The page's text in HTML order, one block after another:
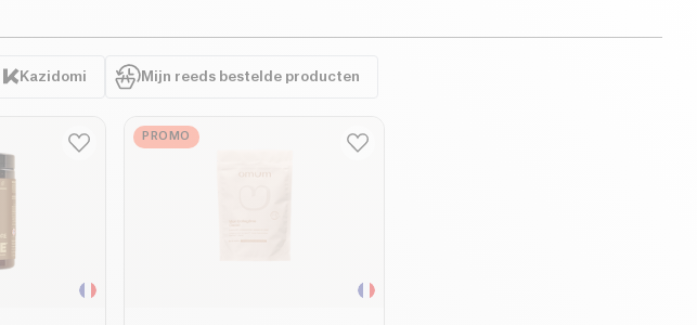
Kazidomi Mijn reeds bestelde producten
PROMO